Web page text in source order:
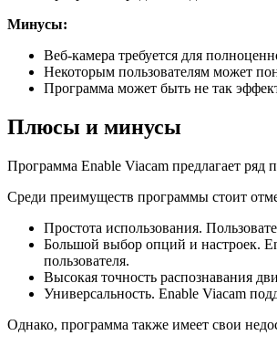
Минусы:
Веб-камера требуется для
Некоторым пользователям может
Программа может быть не так
Плюсы и минусы
Программа Enable Viacam предлагает ряд
Среди преимуществ программы стоит
Простота использования.
Большой выбор опций и настроек.
пользователя.
Высокая точность распознавания
Универсальность. Enable Viacam
Однако, программа также имеет свои